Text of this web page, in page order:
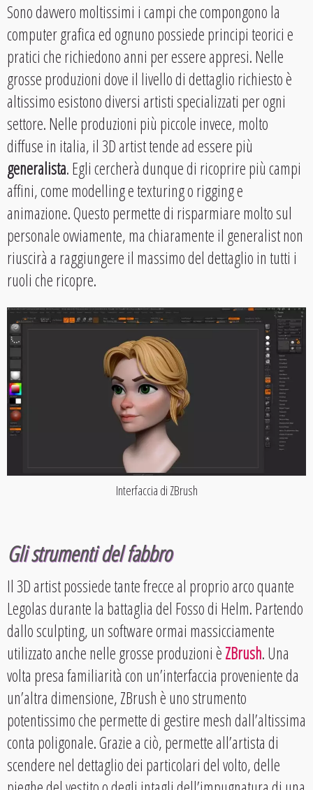
Sono davvero moltissimi i campi che compongono la
computer grafica ed ognuno possiede principi teorici e
pratici che richiedono anni per essere appresi. Nelle
grosse produzioni dove il livello di dettaglio richiesto è
altissimo esistono diversi artisti specializzati per ogni
settore. Nelle produzioni più piccole invece, molto
diffuse in italia, il 3D artist tende ad essere più
generalista. Egli cercherà dunque di ricoprire più campi
affini, come modelling e texturing o rigging e
animazione. Questo permette di risparmiare molto sul
personale ovviamente, ma chiaramente il generalist non
riuscirà a raggiungere il massimo del dettaglio in tutti i
ruoli che ricopre.
Interfaccia di ZBrush
Gli strumenti del fabbro
Il 3D artist possiede tante frecce al proprio arco quante
Legolas durante la battaglia del Fosso di Helm. Partendo
dallo sculpting, un software ormai massicciamente
utilizzato anche nelle grosse produzioni èZBrush. Una
volta presa familiarità con un’interfaccia proveniente da
un’altra dimensione, ZBrush è uno strumento
potentissimo che permette di gestire mesh dall’altissima
conta poligonale. Grazie a ciò, permette all’artista di
scendere nel dettaglio dei particolari del volto, delle